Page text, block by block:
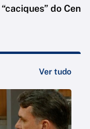
“caciques” do
Ver tudo